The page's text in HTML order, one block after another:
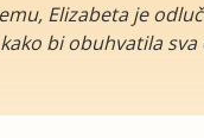
Elizabeta je
bi obuhvatila